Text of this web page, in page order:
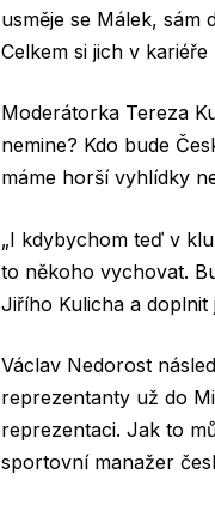
usměje se Málek,
Celkem si jich v
Moderátorka Tereza
nemine? Kdo bude
máme horší vyhlídky
„I kdybychom teď v
to někoho vychovat.
Jiřího Kulicha a doplnit
Václav Nedorost
reprezentanty už do
reprezentaci. Jak to
sportovní manažer